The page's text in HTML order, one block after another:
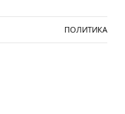
ПОЛИТИКА